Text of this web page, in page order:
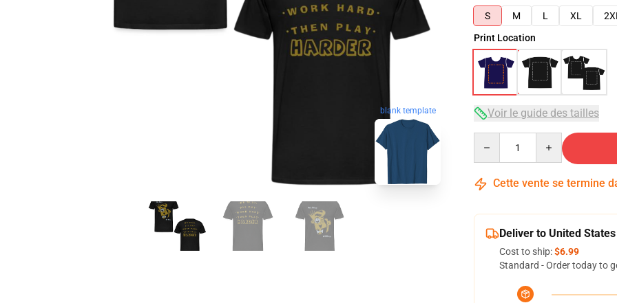
blank template
S
M L XL
Print Location
Voir le guide des tailles
Cette vente se termine
Deliver to United States
Cost to ship:$6.99
Standard - Order today to